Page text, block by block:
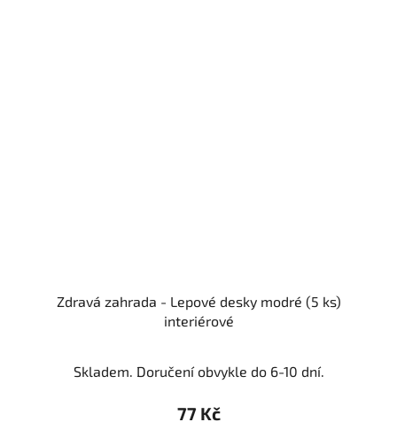
Zdravá zahrada - Lepové desky modré (5 ks)
interiérové
Skladem. Doručení obvykle do 6-10 dní.
77 Kč